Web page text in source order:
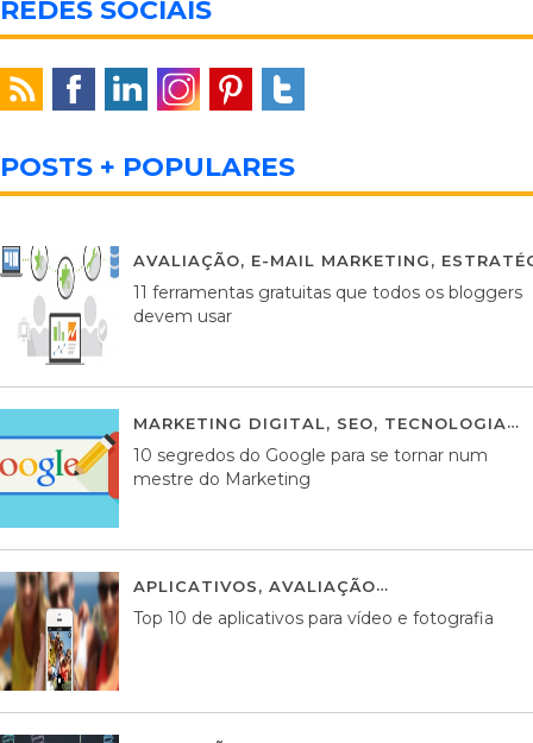
REDES SOCIAIS
POSTS + POPULARES
AVALIAÇÃO, E-MAIL MARKETING,
11 ferramentas gratuitas que todos os bloggers
devem usar
MARKETING DIGITAL, SEO, TECNOLOGIA
10 segredos do Google para se tornar num
mestre do Marketing
APLICATIVOS, AVALIAÇÃO
Top 10 de aplicativos para vídeo e fotografia